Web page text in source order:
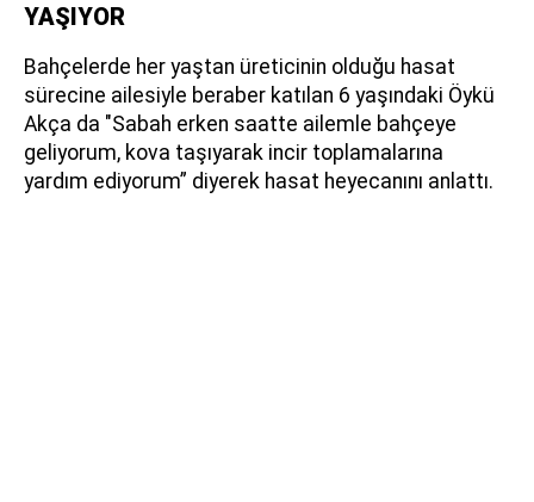
YAŞIYOR
Bahçelerde her yaştan üreticinin olduğu hasat
sürecine ailesiyle beraber katılan 6 yaşındaki Öykü
Akça da "Sabah erken saatte ailemle bahçeye
geliyorum, kova taşıyarak incir toplamalarına
yardım ediyorum” diyerek hasat heyecanını anlattı.